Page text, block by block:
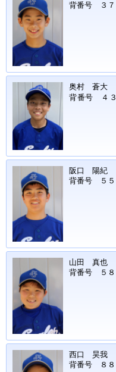
背番号 ３７
奥村 蒼大
背番号 ４３
阪口 陽紀
背番号 ５５
山田 真也
背番号 ５８
西口 昊我
背番号 ８８